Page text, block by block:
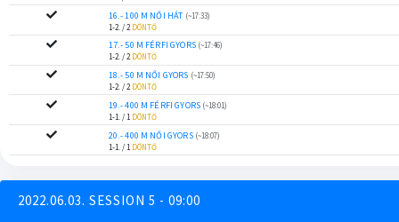
16.- 100 M NŐI HÁT (~17:33)
1-2. / 2 DÖNTŐ
17.- 50 M FÉRFI GYORS (~17:46)
1-2. / 2 DÖNTŐ
18.- 50 M NŐI GYORS (~17:50)
1-2. / 2 DÖNTŐ
19.- 400 M FÉRFI GYORS (~18:01)
1-1. / 1 DÖNTŐ
20.- 400 M NŐI GYORS (~18:07)
1-1. / 1 DÖNTŐ
2022.06.03. SESSION 5 - 09:00